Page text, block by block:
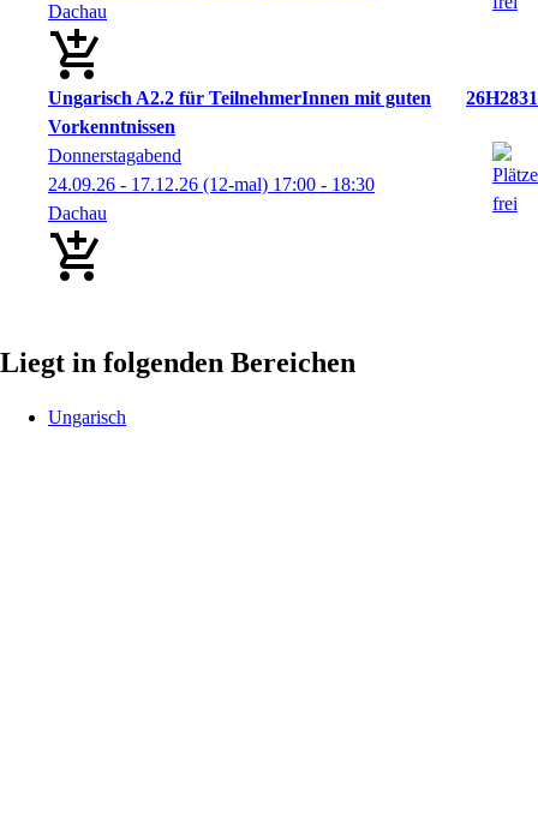
Dachau
Ungarisch A2.2 für TeilnehmerInnen mit guten
Vorkenntnissen
26H2831
Donnerstagabend
24.09.26 - 17.12.26 (12-mal) 17:00 - 18:30
Dachau
Liegt in folgenden Bereichen
Ungarisch